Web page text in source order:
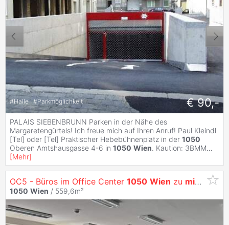
#Halle #Parkmöglichkeit € 90,-
PALAIS SIEBENBRUNN Parken in der Nähe des
Margaretengürtels! Ich freue mich auf Ihren Anruf! Paul Kleindl
[Tel] oder [Tel] Praktischer Hebebühnenplatz in der 1050
Oberen Amtshausgasse 4-6 in 1050 Wien. Kaution: 3BMM...
[Mehr]
OC5 - Büros im Office Center 1050 Wien zu mieten
1050 Wien / 559,6m²